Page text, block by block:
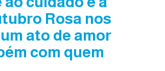
Rosa nos
ato de amor
com quem